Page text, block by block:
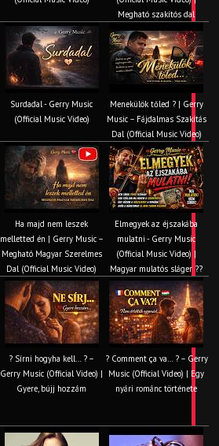
Megható szakítós dal
Surdadal - Gerry Music
(Official Music Video)
Menekülök tőled ? | Gerry
Music – Fájdalmas Szakítás
Dal (Official Music Video)
Ha majd nem leszek
melletted én | Gerry Music –
Megható Magyar Szerelmes
Dal (Official Music Video)
Elmegyek az éjszakába
mulatni - Gerry Music
(Official Music Video) |
Magyar mulatós sláger ??
? Sírni hogyha kell… ? –
Gerry Music (Official Video) |
Gyere, bújj hozzám
? Comment ça va… ? – Gerry
Music (Official Video) | Egy
nyári románc története